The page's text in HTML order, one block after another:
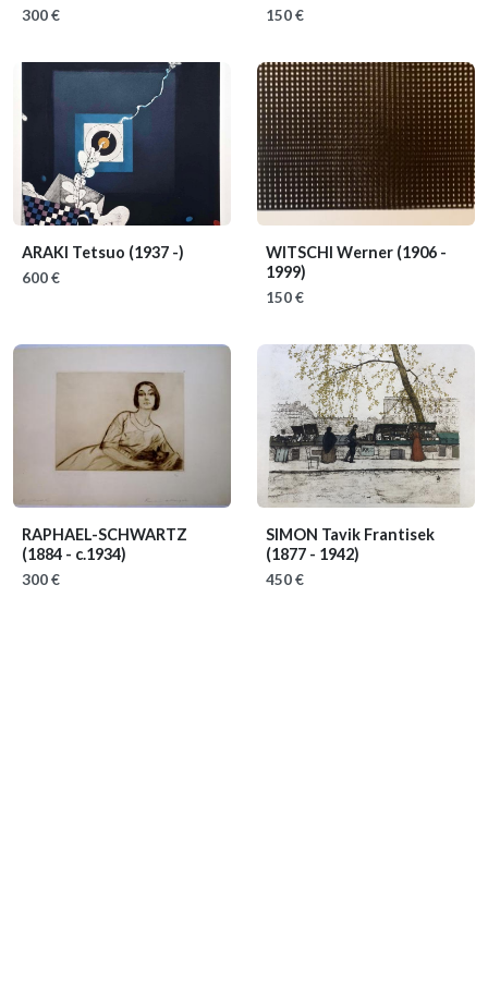
300 € 150 €
ARAKI Tetsuo (1937 -)
600 €
WITSCHI Werner (1906 -
1999)
150 €
RAPHAEL-SCHWARTZ
(1884 - c.1934)
300 €
SIMON Tavik Frantisek
(1877 - 1942)
450 €